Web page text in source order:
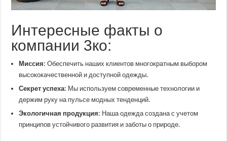
Интересные факты о
компании 3ко:
Миссия: Обеспечить наших клиентов многократным выбором
высококачественной и доступной одежды.
Секрет успеха: Мы используем современные технологии и
держим руку на пульсе модных тенденций.
Экологичная продукция: Наша одежда создана с учетом
принципов устойчивого развития и заботы о природе.